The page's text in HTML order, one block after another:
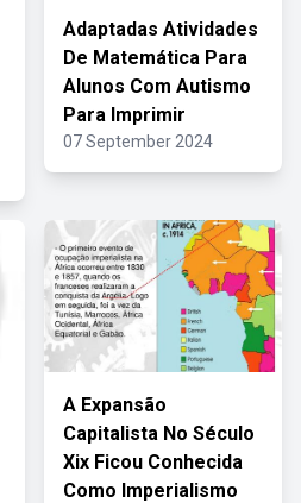
Adaptadas Atividades
De Matemática Para
Alunos Com Autismo
Para Imprimir
07 September 2024
A Expansão
Capitalista No Século
Xix Ficou Conhecida
Como Imperialismo